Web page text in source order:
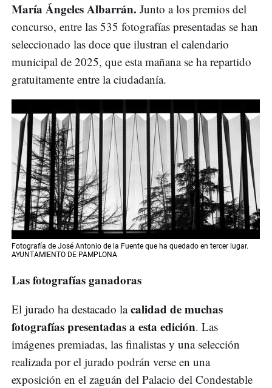
María Ángeles Albarrán. Junto a los premios del
concurso, entre las 535 fotografías presentadas se han
seleccionado las doce que ilustran el calendario
municipal de 2025, que esta mañana se ha repartido
gratuitamente entre la ciudadanía.
Fotografía de José Antonio de la Fuente que ha quedado en tercer lugar.
AYUNTAMIENTO DE PAMPLONA
Las fotografías ganadoras
El jurado ha destacado lacalidad de muchas
fotografías presentadas a esta edición. Las
imágenes premiadas, las finalistas y una selección
realizada por el jurado podrán verse en una
exposición en el zaguán del Palacio del Condestable